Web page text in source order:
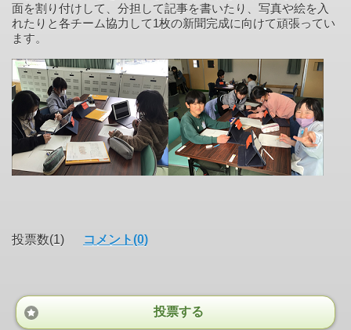
面を割り付けして、分担して記事を書いたり、写真や絵を入
れたりと各チーム協力して1 枚の新聞完成に向けて頑張ってい
ます。
投票数(1) コメント(0)
投票する